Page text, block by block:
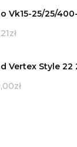
Vk15-25/25/
zł
Vertex Style 22
zł